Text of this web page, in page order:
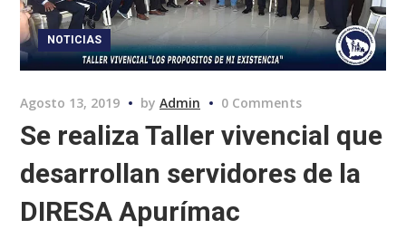
NOTICIAS
Agosto 13, 2019 byAdmin 0 Comments
Se realiza Taller vivencial que
desarrollan servidores de la
DIRESA Apurímac